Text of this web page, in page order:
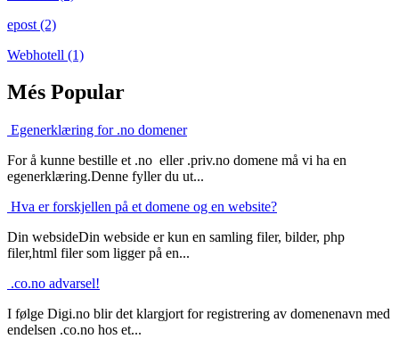
epost (2)
Webhotell (1)
Més Popular
Egenerklæring for .no domener
For å kunne bestille et .no eller .priv.no domene må vi ha en
egenerklæring.Denne fyller du ut...
Hva er forskjellen på et domene og en website?
Din websideDin webside er kun en samling filer, bilder, php
filer,html filer som ligger på en...
.co.no advarsel!
I følge Digi.no blir det klargjort for registrering av domenenavn med
endelsen .co.no hos et...